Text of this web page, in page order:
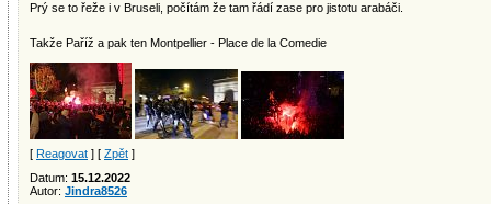
Prý se to řeže i v Bruseli, počítám že tam řádí zase pro jistotu arabáči.
Takže Paříž a pak ten Montpellier - Place de la Comedie
[ Reagovat ] [ Zpět ]
Datum: 15.12.2022
Autor: Jindra8526